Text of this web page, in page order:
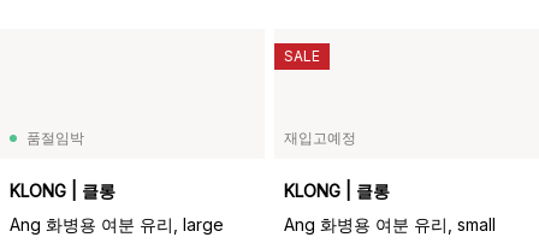
품절임박
KLONG | 클롱
Ang 화병용 여분 유리, large
재입고예정
KLONG | 클롱
Ang 화병용 여분 유리, small
SALE